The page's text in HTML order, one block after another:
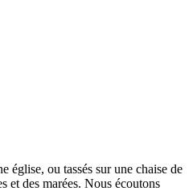
église, ou tassés sur une chaise de
et des marées. Nous écoutons